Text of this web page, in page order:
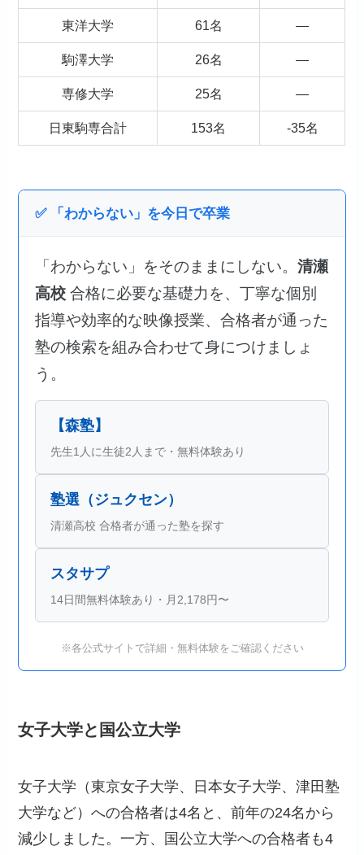
東洋大学 61名 ―
駒澤大学 26名 ―
専修大学 25名 ―
日東駒専合計 153名 -35名
✅ 「わからない」を今日で卒業
「わからない」をそのままにしない。清瀬
高校 合格に必要な基礎力を、丁寧な個別
指導や効率的な映像授業、合格者が通った
塾の検索を組み合わせて身につけましょ
う。
【森塾】
先生1人に生徒2人まで・無料体験あり
塾選（ジュクセン）
清瀬高校 合格者が通った塾を探す
スタサプ
14日間無料体験あり・月2,178円〜
※各公式サイトで詳細・無料体験をご確認ください
女子大学と国公立大学
女子大学（東京女子大学、日本女子大学、津田塾
大学など）への合格者は4名と、前年の24名から
減少しました。一方、国公立大学への合格者も4